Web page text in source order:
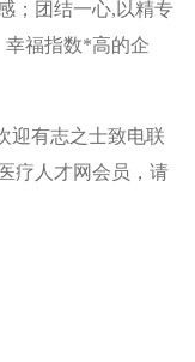
；团结一心,以精专
福指数*高的企
迎有志之士致电联
疗人才网会员，请